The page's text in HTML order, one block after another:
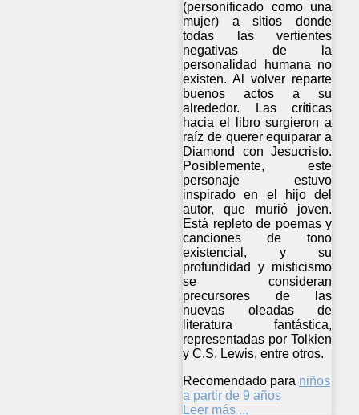
(personificado como una
mujer) a sitios donde
todas las vertientes
negativas de la
personalidad humana no
existen. Al volver reparte
buenos actos a su
alrededor. Las críticas
hacia el libro surgieron a
raíz de querer equiparar a
Diamond con Jesucristo.
Posiblemente, este
personaje estuvo
inspirado en el hijo del
autor, que murió joven.
Está repleto de poemas y
canciones de tono
existencial, y su
profundidad y misticismo
se consideran
precursores de las
nuevas oleadas de
literatura fantástica,
representadas por Tolkien
y C.S. Lewis, entre otros.
Recomendado para niños
a partir de 9 años
Leer más ...